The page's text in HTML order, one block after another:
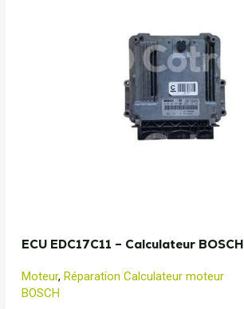
ECU EDC17C11 – Calculateur BOSCH
Moteur, Réparation Calculateur moteur
BOSCH